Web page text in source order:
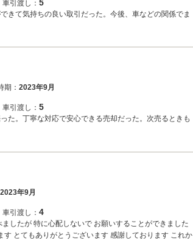
車引渡し： 5
きて気持ちの良い取引だった。今後、車などの関係でま
期： 2023年9月
車引渡し： 5
た。丁寧な対応で安心できる売却だった。次売るときも
2023年9月
車引渡し： 4
したが 特に心配しないで お願いすることができました
とてもありがとうございます 感謝しております これか